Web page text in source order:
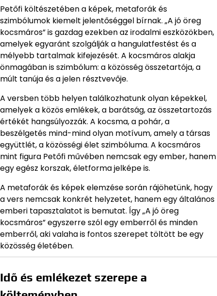
Petőfi költészetében a képek, metaforák és
szimbólumok kiemelt jelentőséggel bírnak. „A jó öreg
kocsmáros” is gazdag ezekben az irodalmi eszközökben,
amelyek egyaránt szolgálják a hangulatfestést és a
mélyebb tartalmak kifejezését. A kocsmáros alakja
önmagában is szimbólum: a közösség összetartója, a
múlt tanúja és a jelen résztvevője.
A versben több helyen találkozhatunk olyan képekkel,
amelyek a közös emlékek, a barátság, az összetartozás
értékét hangsúlyozzák. A kocsma, a pohár, a
beszélgetés mind-mind olyan motívum, amely a társas
együttlét, a közösségi élet szimbóluma. A kocsmáros
mint figura Petőfi művében nemcsak egy ember, hanem
egy egész korszak, életforma jelképe is.
A metaforák és képek elemzése során rájöhetünk, hogy
a vers nemcsak konkrét helyzetet, hanem egy általános
emberi tapasztalatot is bemutat. Így „A jó öreg
kocsmáros” egyszerre szól egy emberről és minden
emberről, aki valaha is fontos szerepet töltött be egy
közösség életében.
Idő és emlékezet szerepe a